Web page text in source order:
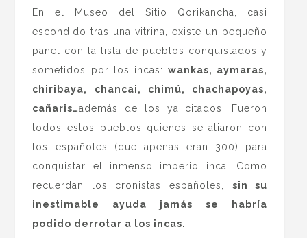
En el Museo del Sitio Qorikancha, casi
escondido tras una vitrina, existe un pequeño
panel con la lista de pueblos conquistados y
sometidos por los incas: wankas, aymaras,
chiribaya, chancai, chimú, chachapoyas,
cañaris…además de los ya citados. Fueron
todos estos pueblos quienes se aliaron con
los españoles (que apenas eran 300) para
conquistar el inmenso imperio inca. Como
recuerdan los cronistas españoles, sin su
inestimable ayuda jamás se habría
podido derrotar a los incas.